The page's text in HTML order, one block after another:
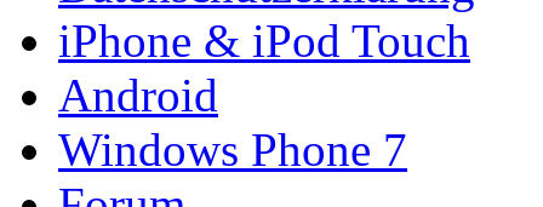
iPhone & iPod Touch
Android
Windows Phone 7